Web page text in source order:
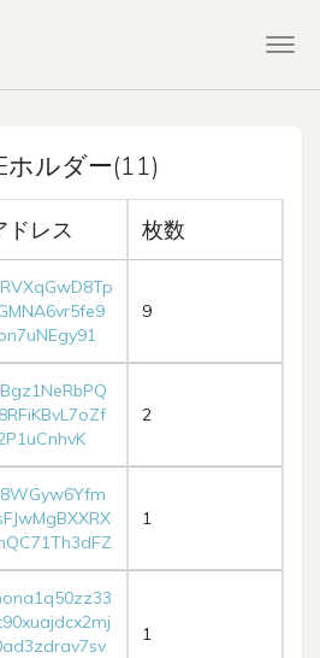
ルダー(11)
ドレス 枚数
9
2
1
1